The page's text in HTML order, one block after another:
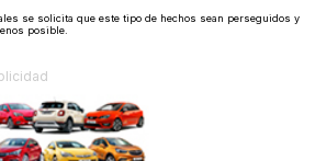
se solicita que este tipo de hechos sean perseguidos y
posible.